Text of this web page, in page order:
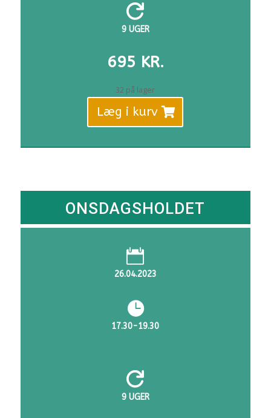

9 UGER
695 KR.
32 på lager
Læg i kurv
ONSDAGSHOLDET

26.04.2023

17.30-19.30

9 UGER